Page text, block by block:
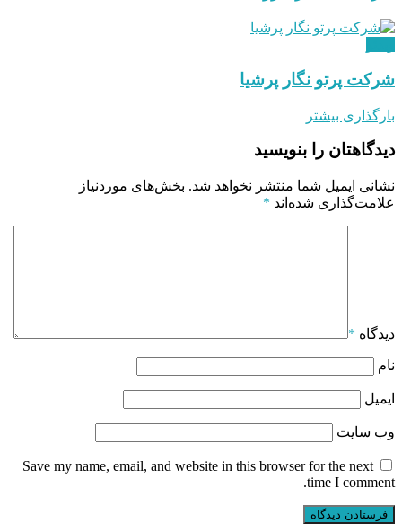
شرکت پرتو نگار پرشیا
بارگذاری بیشتر
دیدگاهتان را بنویسید
نشانی ایمیل شما منتشر نخواهد شد. بخش‌های موردنیاز
علامت‌گذاری شده‌اند *
دیدگاه *
نام
ایمیل
وب‌ سایت
Save my name, email, and website in this browser for the next
time I comment.